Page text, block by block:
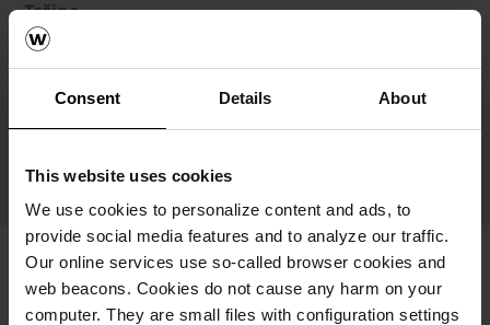
Consent Details About
This website uses cookies
We use cookies to personalize content and ads, to
provide social media features and to analyze our traffic.
Our online services use so-called browser cookies and
web beacons. Cookies do not cause any harm on your
computer. They are small files with configuration settings
Težina
3.15 kg / kom
Nosivost
61827819